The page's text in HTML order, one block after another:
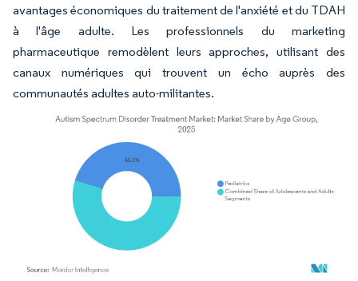
avantages économiques du traitement de l'anxiété et du TDAH
à l'âge adulte. Les professionnels du marketing
pharmaceutique remodèlent leurs approches, utilisant des
canaux numériques qui trouvent un écho auprès des
communautés adultes auto-militantes.